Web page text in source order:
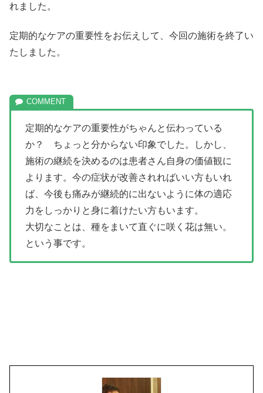
れました。
定期的なケアの重要性をお伝えして、今回の施術を終了い
たしました。
定期的なケアの重要性がちゃんと伝わっている
か？ ちょっと分からない印象でした。しかし、
施術の継続を決めるのは患者さん自身の価値観に
よります。今の症状が改善されればいい方もいれ
ば、今後も痛みが継続的に出ないように体の適応
力をしっかりと身に着けたい方もいます。
大切なことは、種をまいて直ぐに咲く花は無い。
という事です。